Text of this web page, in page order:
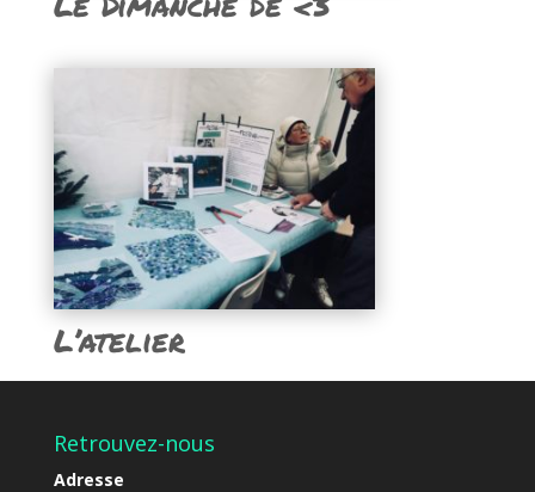
L’atelier
Retrouvez-nous
Adresse